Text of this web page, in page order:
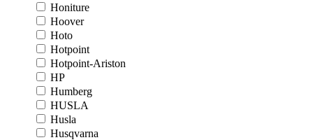
Honiture
Hoover
Hoto
Hotpoint
Hotpoint-Ariston
HP
Humberg
HUSLA
Husla
Husqvarna